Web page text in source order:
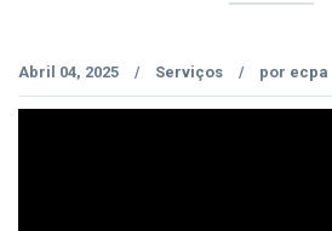
Abril 04, 2025 / Serviços / por ecpa